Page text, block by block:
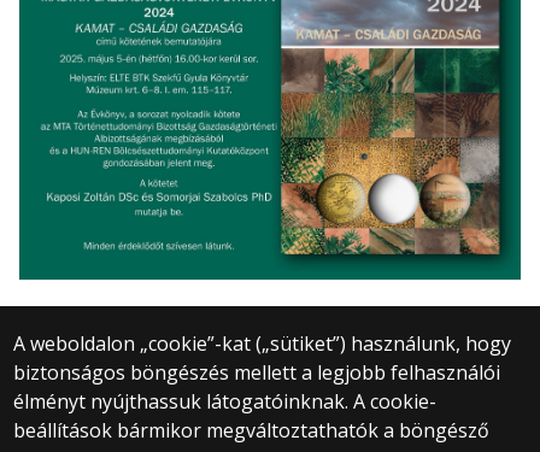
A weboldalon „cookie”-kat („sütiket”) használunk, hogy
biztonságos böngészés mellett a legjobb felhasználói
élményt nyújthassuk látogatóinknak. A cookie-
beállítások bármikor megváltoztathatók a böngésző
© 2025 Eötvös Loránd Tudományegyetem
Minden jog fenntartva.
1053 Budapest, Egyetem tér 1–3.